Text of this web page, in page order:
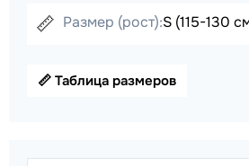
📏 Размер (рост):S (115-130
📏 Таблица размеров